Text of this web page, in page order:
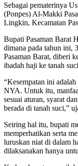
Sebagai pematerinya
(Ponpes) Al-Makki
Lingkin, Kecamatan
Bupati Pasaman Barat
dimana pada tahun ini,
Pasaman Barat, diberi
ibadah haji ke tanah
“Kesempatan ini
NYA. Untuk itu,
sesuai aturan, syarat
berada di tanah suci,”
Seiring hal itu, bupati
memperhatikan serta
luruskan niat di dalam
dilaksanakan hanya